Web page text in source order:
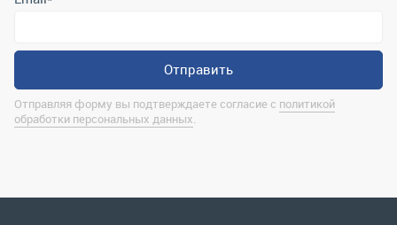
Контактная информация
marina@uralrsmiass.ru